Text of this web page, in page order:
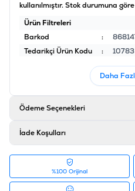
kullanılmıştır. Stok durumuna
Ürün Filtreleri
Barkod
:
Tedarikçi Ürün Kodu
: 10783
Daha
Ödeme Seçenekleri
İade Koşulları
%100 Orijinal